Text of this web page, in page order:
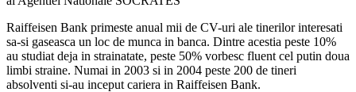
Raiffeisen Bank primeste anual mii de CV-uri ale tinerilor interesati
sa-si gaseasca un loc de munca in banca. Dintre acestia peste 10%
au studiat deja in strainatate, peste 50% vorbesc fluent cel putin doua
limbi straine. Numai in 2003 si in 2004 peste 200 de tineri
absolventi si-au inceput cariera in Raiffeisen Bank.